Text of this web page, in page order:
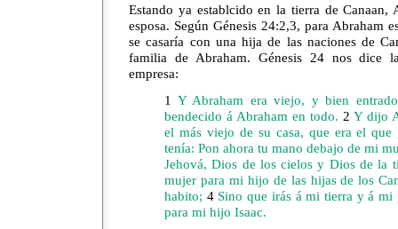
Estando ya establcido en la tierra de Canaan,
esposa. Según Génesis 24:2,3, para Abraham
se casaría con una hija de las naciones de
familia de Abraham. Génesis 24 nos dice
empresa:
1 Y Abraham era viejo, y bien
bendecido á Abraham en todo. 2 Y dijo
el más viejo de su casa, que era el
tenía: Pon ahora tu mano debajo de mi
Jehová, Dios de los cielos y Dios de la
mujer para mi hijo de las hijas de los
habito; 4Sino que irás á mi tierra y á mi
para mi hijo Isaac.